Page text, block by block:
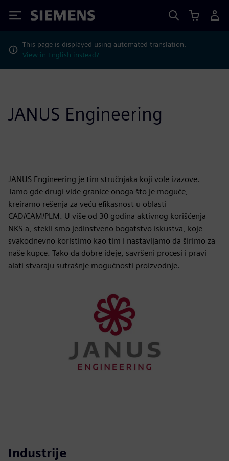
Siemens
This page is displayed using automated translation.
View in English instead?
JANUS Engineering
JANUS Engineering je tim stručnjaka koji vole izazove.
Tamo gde drugi vide granice onoga što je moguće,
kreiramo rešenja za veću efikasnost u oblasti
CAD/CAM/PLM. U više od 30 godina aktivnog korišćenja
NKS-a, stekli smo jedinstveno bogatstvo iskustva, koje
svakodnevno koristimo kao tim i nastavljamo da širimo za
naše kupce. Tako da dobre ideje, savršeni procesi i pravi
alati stvaraju sutrašnje mogućnosti proizvodnje.
Industrije